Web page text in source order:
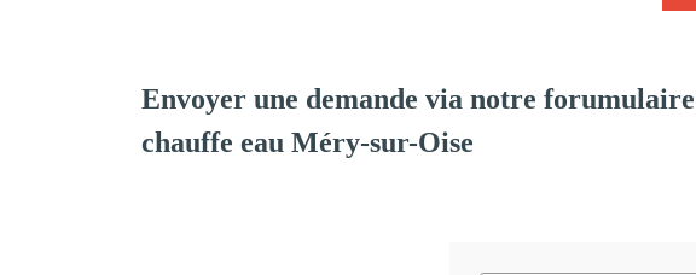
Envoyer une demande via notre
chauffe eau Méry-sur-Oise